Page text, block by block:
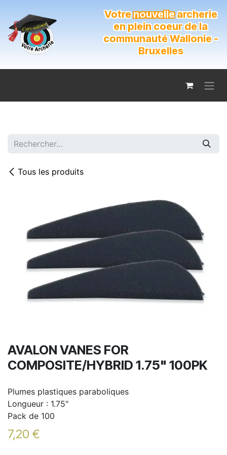
Votrenouvellearcherie
en plein coeur de la
communauté Wallonie -
Bruxelles
Tous les produits
AVALON VANES FOR
COMPOSITE/HYBRID 1.75" 100PK
Plumes plastiques paraboliques
Longueur : 1.75"
Pack de 100
7,20 €